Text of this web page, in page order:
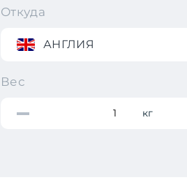
Откуда
АНГЛИЯ
Вес
кг